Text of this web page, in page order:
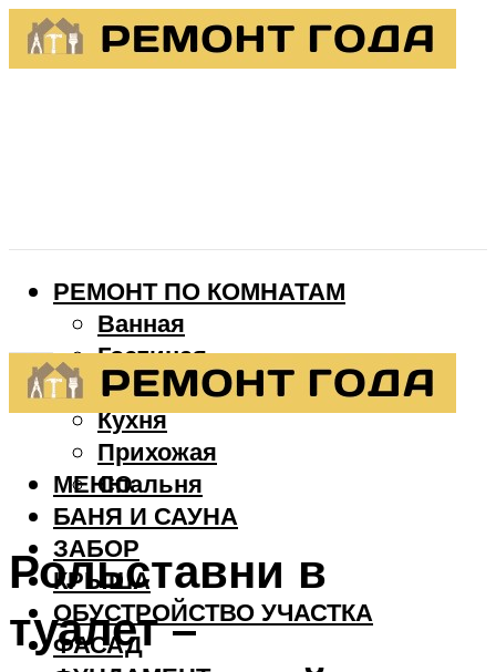
РЕМОНТ ПО КОМНАТАМ
Ванная
Гостиная
Детская
Кухня
Прихожая
Спальня
БАНЯ И САУНА
ЗАБОР
КРЫША
ОБУСТРОЙСТВО УЧАСТКА
ФАСАД
МЕНЮ
Рольставни в
туалет –